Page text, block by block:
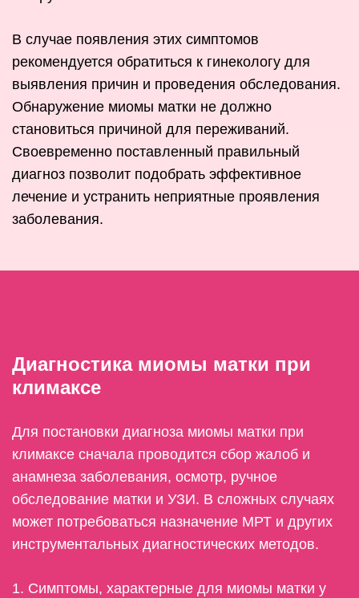
В случае появления этих симптомов
рекомендуется обратиться к гинекологу для
выявления причин и проведения обследования.
Обнаружение миомы матки не должно
становиться причиной для переживаний.
Своевременно поставленный правильный
диагноз позволит подобрать эффективное
лечение и устранить неприятные проявления
заболевания.
Диагностика миомы матки при
климаксе
Для постановки диагноза миомы матки при
климаксе сначала проводится сбор жалоб и
анамнеза заболевания, осмотр, ручное
обследование матки и УЗИ. В сложных случаях
может потребоваться назначение МРТ и других
инструментальных диагностических методов.
1. Симптомы, характерные для миомы матки у